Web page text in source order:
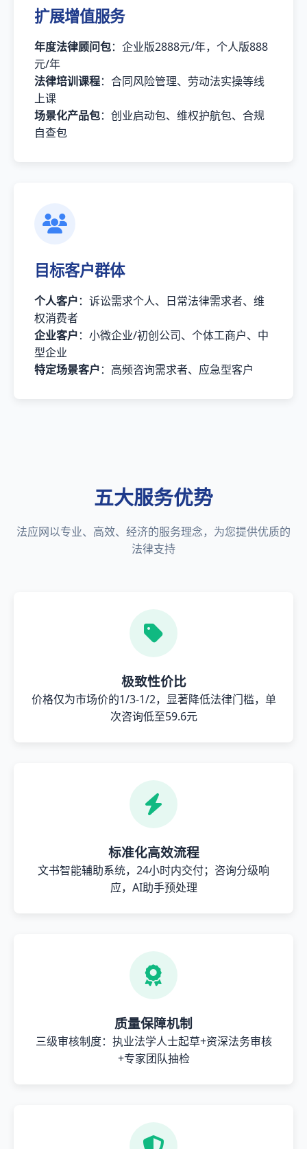
扩展增值服务
年度法律顾问包：企业版2888元/年，个人版888
元/年
法律培训课程：合同风险管理、劳动法实操等线
上课
场景化产品包：创业启动包、维权护航包、合规
自查包
目标客户群体
个人客户：诉讼需求个人、日常法律需求者、维
权消费者
企业客户：小微企业/初创公司、个体工商户、中
型企业
特定场景客户：高频咨询需求者、应急型客户
五大服务优势
法应网以专业、高效、经济的服务理念，为您提供优质的
法律支持
极致性价比
价格仅为市场价的1/3-1/2，显著降低法律门槛，单
次咨询低至59.6元
标准化高效流程
文书智能辅助系统，24小时内交付；咨询分级响
应，AI助手预处理
质量保障机制
三级审核制度：执业法学人士起草+资深法务审核
+专家团队抽检